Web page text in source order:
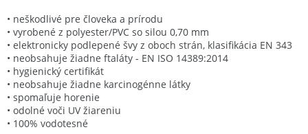
• neškodlivé pre človeka a prírodu
• vyrobené z polyester/PVC so silou 0,70 mm
• elektronicky podlepené švy z oboch strán, klasifikácia EN 343
• neobsahuje žiadne ftaláty - EN ISO 14389:2014
• hygienický certifikát
• neobsahuje žiadne karcinogénne látky
• spomaľuje horenie
• odolné voči UV žiareniu
• 100% vodotesné